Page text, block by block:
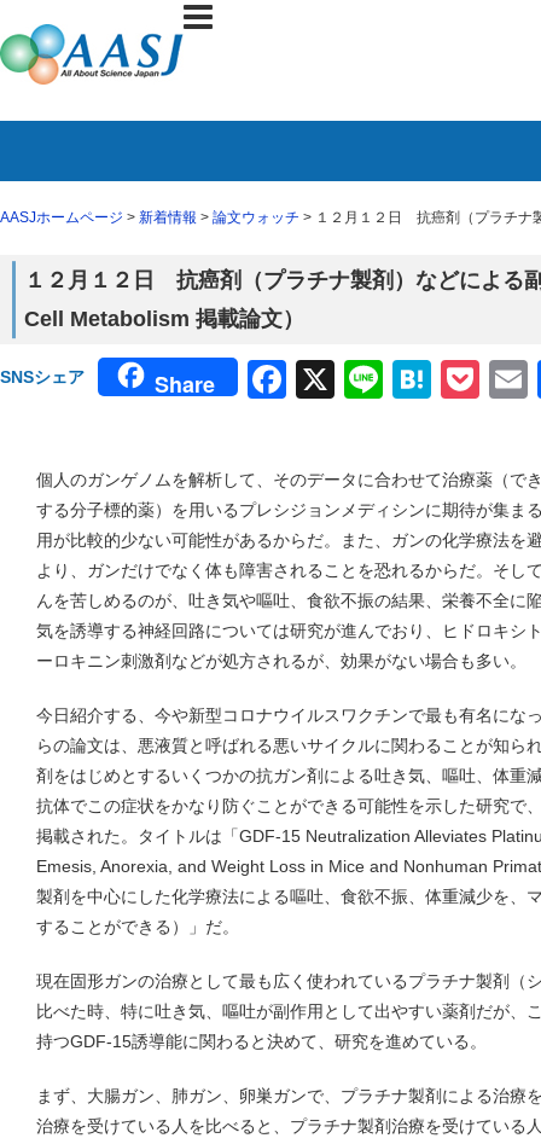
AASJホームページ > 新着情報 > 論文ウォッチ > １２月１２日 抗癌剤（プラチナ
１２月１２日 抗癌剤（プラチナ製剤）などによる
Cell Metabolism 掲載論文）
SNSシェア Share Facebook
X Line
個人のガンゲノムを解析して、そのデータに合わせて治療薬（で
する分子標的薬）を用いるプレシジョンメディシンに期待が集ま
用が比較的少ない可能性があるからだ。また、ガンの化学療法を
より、ガンだけでなく体も障害されることを恐れるからだ。そし
んを苦しめるのが、吐き気や嘔吐、食欲不振の結果、栄養不全に
気を誘導する神経回路については研究が進んでおり、ヒドロキシ
ーロキニン刺激剤などが処方されるが、効果がない場合も多い。
今日紹介する、今や新型コロナウイルスワクチンで最も有名にな
らの論文は、悪液質と呼ばれる悪いサイクルに関わることが知ら
剤をはじめとするいくつかの抗ガン剤による吐き気、嘔吐、体重
抗体でこの症状をかなり防ぐことができる可能性を示した研究で
掲載された。タイトルは「GDF-15 Neutralization Alleviates
Emesis, Anorexia, and Weight Loss in Mice and Nonhuman
製剤を中心にした化学療法による嘔吐、食欲不振、体重減少を、
することができる）」だ。
現在固形ガンの治療として最も広く使われているプラチナ製剤（
比べた時、特に吐き気、嘔吐が副作用として出やすい薬剤だが、
持つGDF-15誘導能に関わると決めて、研究を進めている。
まず、大腸ガン、肺ガン、卵巣ガンで、プラチナ製剤による治療
治療を受けている人を比べると、プラチナ製剤治療を受けている